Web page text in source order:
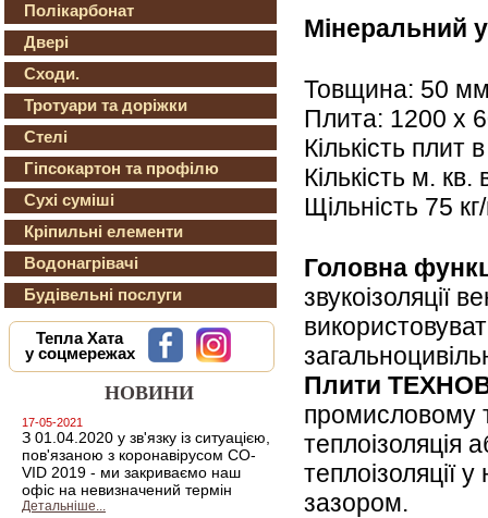
Полікарбонат
Двері
Сходи.
Тротуари та доріжки
Стелі
Гіпсокартон та профілю
Сухі суміші
Кріпильні елементи
Водонагрівачі
Будівельні послуги
Тепла Хата
у соцмережах
НОВИНИ
17-05-2021
З 01.04.2020 у зв'язку із ситуацією,
пов'язаною з коронавірусом CO-
VID 2019 - ми закриваємо наш
офіс на невизначений термін
Детальніше...
Мінеральний
Товщина: 50
Плита: 1200 х
Кількість плит
Кількість м.
Щільність 75
Головна
звукоізоляції
Плити
промисловому
теплоізоляція
теплоізоляції
зазором.